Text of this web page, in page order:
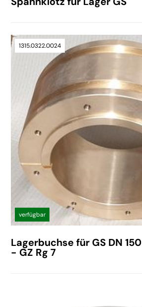
1315.0322.0024
verfügbar
Lagerbuchse für GS DN 150
- GZ Rg 7